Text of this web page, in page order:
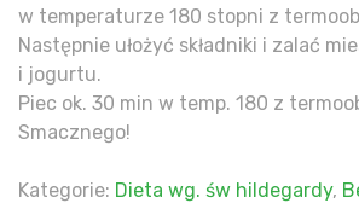
w temperaturze 180 stopni z
Następnie ułożyć składniki i zalać
i jogurtu.
Piec ok. 30 min w temp. 180 z
Smacznego!
Kategorie: Dieta wg. św hildegardy,